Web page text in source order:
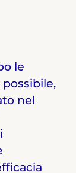
le
nel